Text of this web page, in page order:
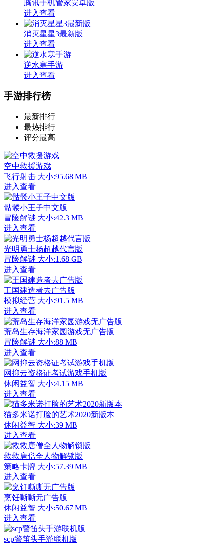
腾讯手机管家安卓版
进入查看
消灭星星3最新版
进入查看
逆水寒手游
进入查看
手游排行榜
最新排行
最热排行
评分最高
空中救援游戏
飞行射击 大小:95.68 MB
进入查看
骷髅小王子中文版
冒险解谜 大小:42.3 MB
进入查看
光明勇士杨超越代言版
冒险解谜 大小:1.68 GB
进入查看
王国建造者去广告版
模拟经营 大小:91.5 MB
进入查看
荒岛生存海洋家园游戏无广告版
冒险解谜 大小:88 MB
进入查看
网抑云资格证考试游戏手机版
休闲益智 大小:4.15 MB
进入查看
猫多米诺打脸的艺术2020新版本
休闲益智 大小:39 MB
进入查看
救救唐僧全人物解锁版
策略卡牌 大小:57.39 MB
进入查看
烹饪嘶嘶无广告版
休闲益智 大小:50.67 MB
进入查看
scp警笛头手游联机版